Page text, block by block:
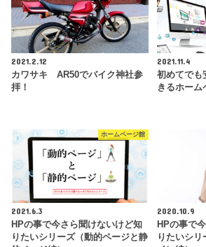
2021.2.12
カワサキ AR50でバイク神社参
拝！
2021.11.4
初めてでも
きるホーム
ホームページ館
2021.6.3
HPの事で今さら聞けないけど知
りたいシリーズ（動的ページと静
2020.10.9
HPの事で
りたいシリ